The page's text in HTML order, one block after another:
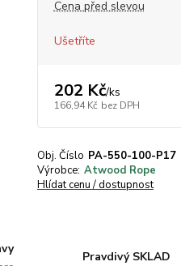
Cena před slevou
Ušetříte
202 Kč/ks
166,94 Kč bez DPH
Obj. Číslo PA-550-100-P17
Výrobce: Atwood Rope
Hlídat cenu / dostupnost
Pravdivý SKLAD